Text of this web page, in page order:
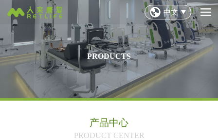
中文
PRODUCTS
产品中心
‌PRODUCT CENTER‌